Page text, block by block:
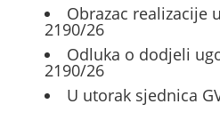
Obrazac realizacije
2190/26
Odluka o dodjeli
2190/26
U utorak sjednica